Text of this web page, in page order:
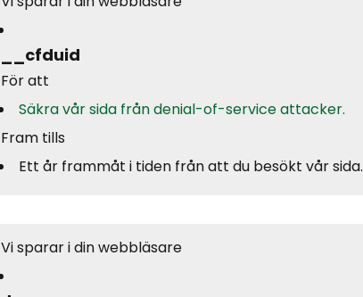
__cfduid
För att
Säkra vår sida från denial-of-service attacker.
Fram tills
Ett år frammåt i tiden från att du besökt vår sida.
Vi sparar i din webbläsare